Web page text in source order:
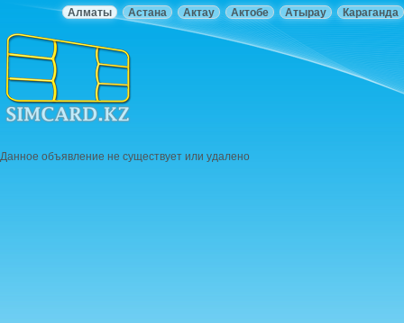
Караганда
Атырау
Актобе
Актау
Астана
Алматы
Данное объявление не существует или удалено